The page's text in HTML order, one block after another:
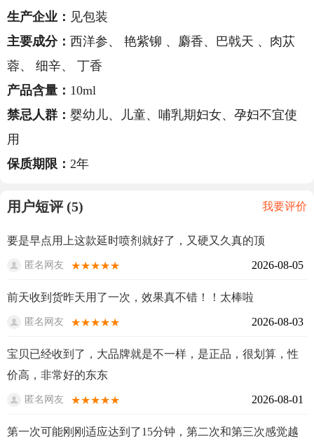
生产企业： 见包装
主要成分： 西洋参、 艳紫铆 、麝香、巴戟天 、肉苁
蓉、 细辛、 丁香
产品含量： 10ml
禁忌人群： 婴幼儿、儿童、哺乳期妇女、孕妇不宜使
用
保质期限： 2年
用户短评 (5) 我要评价
要是早点用上这款延时喷剂就好了，又硬又久真的顶
匿名网友 ★★★★★ 2026-08-05
前天收到货昨天用了一次，效果真不错！！太棒啦
匿名网友 ★★★★★ 2026-08-03
宝贝已经收到了，大品牌就是不一样，是正品，很划算，性
价高，非常好的东东
匿名网友 ★★★★★ 2026-08-01
第一次可能刚刚适应达到了15分钟，第二次和第三次感觉越